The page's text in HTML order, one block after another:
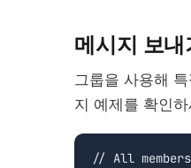
메시지 보내
그룹을 사용해
지 예제를 확인
// All members